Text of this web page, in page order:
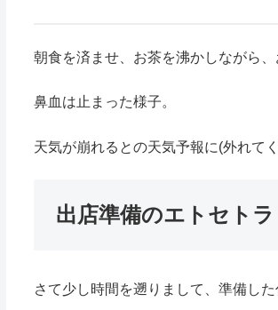
朝食を済ませ、お茶を沸かしながら
鼻血は止まった様子。
天気が崩れるとの天気予報に(外れて
出店準備のエトセトラ
さて少し時間を遡りまして、準備し